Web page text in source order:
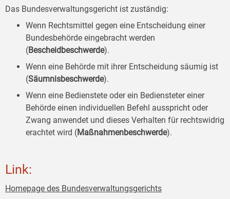
Das Bundesverwaltungsgericht ist zuständig:
Wenn Rechtsmittel gegen eine Entscheidung einer
Bundesbehörde eingebracht werden
(Bescheidbeschwerde).
Wenn eine Behörde mit ihrer Entscheidung säumig ist
(Säumnisbeschwerde).
Wenn eine Bedienstete oder ein Bediensteter einer
Behörde einen individuellen Befehl ausspricht oder
Zwang anwendet und dieses Verhalten für rechtswidrig
erachtet wird (Maßnahmenbeschwerde).
Link:
Homepage des Bundesverwaltungsgerichts